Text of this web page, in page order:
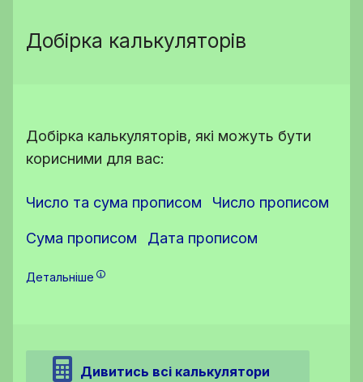
Добірка калькуляторів
Добірка калькуляторів, які можуть бути
корисними для вас:
Число та сума прописом Число прописом
Сума прописом Дата прописом
Детальніше
Дивитись всі калькулятори